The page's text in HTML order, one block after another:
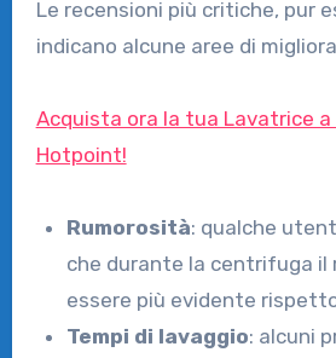
Le recensioni più critiche, pur
indicano alcune aree di
Acquista ora la tua Lavatrice a
Hotpoint!
Rumorosità: qualche
che durante la centrifuga il
essere più evidente
Tempi di lavaggio: alcuni